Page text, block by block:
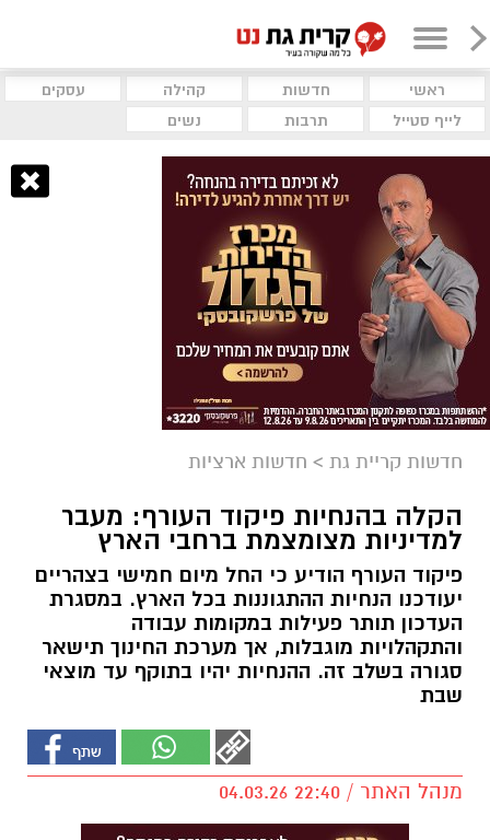
ראשי חדשות קהילה
עסקים
לייף סטייל
תרבות נשים
חדשות קריית גת > חדשות ארציות
הקלה בהנחיות פיקוד העורף: מעבר
למדיניות מצומצמת ברחבי הארץ
פיקוד העורף הודיע כי החל מיום חמישי בצהריים
יעודכנו הנחיות ההתגוננות בכל הארץ. במסגרת
העדכון תותר פעילות במקומות עבודה
והתקהלויות מוגבלות, אך מערכת החינוך תישאר
סגורה בשלב זה. ההנחיות יהיו בתוקף עד מוצאי
שבת
מנהל האתר / 22:40 04.03.26